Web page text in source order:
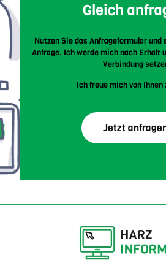
Gleich
Nutzen Sie das Anfrageformular
Anfrage. Ich werde mich nach Erhalt
Verbindung
Ich freue mich von Ihnen
Jetzt